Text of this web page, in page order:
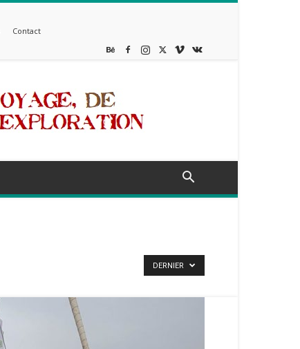
Contact
DERNIER